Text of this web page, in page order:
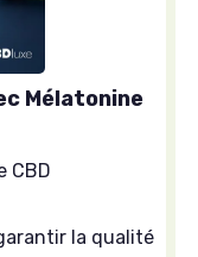
Mélatonine
CBD
la qualité